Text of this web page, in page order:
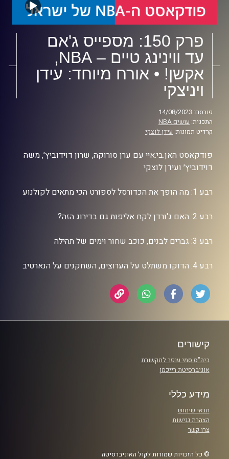
פרק 150: מספייס ג'אם
עד ווינינג טיים – NBA,
אקשן! • אורח מיוחד: עידן
ויניצקי
פורסם: 14/08/2023
התכנית: עושים NBA
קרדיט תמונות: עידן לוצקי
פודקאסט האן.בי.איי עם ערן סורוקה, שרון דוידוביץ׳, משה
דוידוביץ׳ ועידן לוצקי
רבע 1: מה הופך את הכדורסל לספורט הכי מתאים לקולנוע
רבע 2: האם ג'ורדן לקח אליפות גם בדירוג הזה?
רבע 3: גברים לבנים, כוכב שחור וימים של תהילה
רבע 4: הדוקו משתלט על הערוצים, השחקנים על הנארטיב
קישורים
ביה"ס סמי עופר לתקשורת
אוניברסיטת רייכמן
מידע כללי
תנאי שימוש
הצהרת נגישות
צרו קשר
© כל הזכויות שמורות לקול האוניברסיטה